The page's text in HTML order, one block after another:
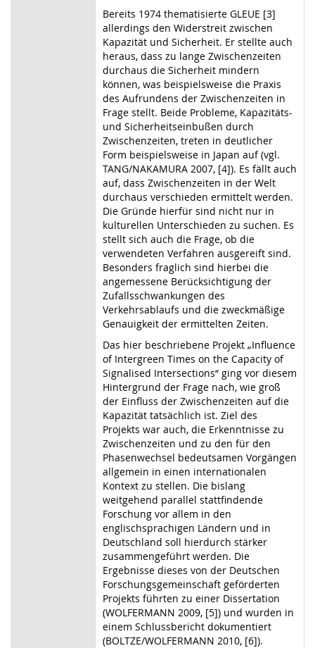
Bereits 1974 thematisierte GLEUE [3]
allerdings den Widerstreit zwischen
Kapazität und Sicherheit. Er stellte auch
heraus, dass zu lange Zwischenzeiten
durchaus die Sicherheit mindern
können, was beispielsweise die Praxis
des Aufrundens der Zwischenzeiten in
Frage stellt. Beide Probleme, Kapazitäts-
und Sicherheitseinbußen durch
Zwischenzeiten, treten in deutlicher
Form beispielsweise in Japan auf (vgl.
TANG/NAKAMURA 2007, [4]). Es fällt auch
auf, dass Zwischenzeiten in der Welt
durchaus verschieden ermittelt werden.
Die Gründe hierfür sind nicht nur in
kulturellen Unterschieden zu suchen. Es
stellt sich auch die Frage, ob die
verwendeten Verfahren ausgereift sind.
Besonders fraglich sind hierbei die
angemessene Berücksichtigung der
Zufallsschwankungen des
Verkehrsablaufs und die zweckmäßige
Genauigkeit der ermittelten Zeiten.
Das hier beschriebene Projekt „Influence
of Intergreen Times on the Capacity of
Signalised Intersections“ ging vor diesem
Hintergrund der Frage nach, wie groß
der Einfluss der Zwischenzeiten auf die
Kapazität tatsächlich ist. Ziel des
Projekts war auch, die Erkenntnisse zu
Zwischenzeiten und zu den für den
Phasenwechsel bedeutsamen Vorgängen
allgemein in einen internationalen
Kontext zu stellen. Die bislang
weitgehend parallel stattfindende
Forschung vor allem in den
englischsprachigen Ländern und in
Deutschland soll hierdurch stärker
zusammengeführt werden. Die
Ergebnisse dieses von der Deutschen
Forschungsgemeinschaft geförderten
Projekts führten zu einer Dissertation
(WOLFERMANN 2009, [5]) und wurden in
einem Schlussbericht dokumentiert
(BOLTZE/WOLFERMANN 2010, [6]).